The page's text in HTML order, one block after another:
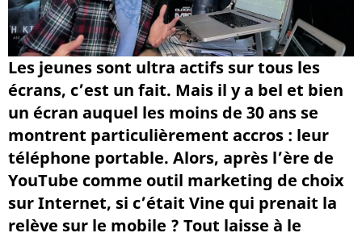
Les jeunes sont ultra actifs sur tous les
écrans, c’est un fait. Mais il y a bel et bien
un écran auquel les moins de 30 ans se
montrent particulièrement accros : leur
téléphone portable. Alors, après l’ère de
YouTube comme outil marketing de choix
sur Internet, si c’était Vine qui prenait la
relève sur le mobile ? Tout laisse à le